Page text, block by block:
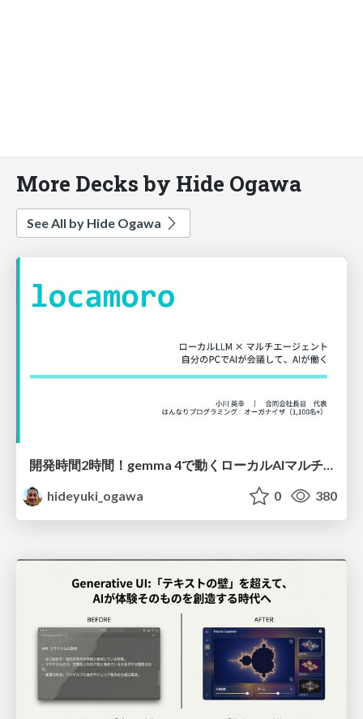
More Decks by Hide Ogawa
See All by Hide Ogawa
開発時間2時間！gemma 4で動くローカルAIマルチエージェント構築（Python標準ライブラリ縛り）
hideyuki_ogawa
0 380